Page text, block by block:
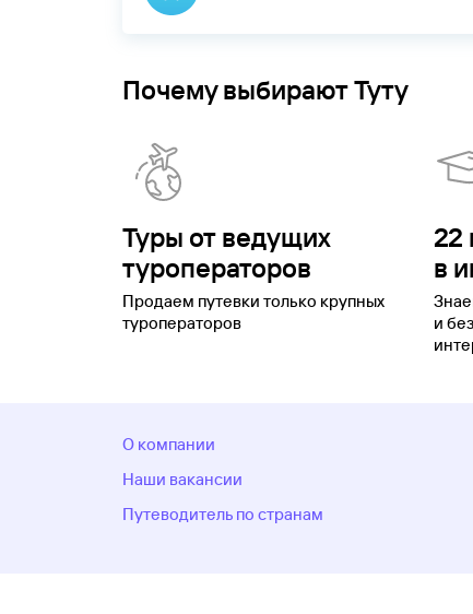
Почему выбирают Туту
Туры от ведущих
туроператоров
Продаем путевки только крупных
туроператоров
22
в
и
О компании
Наши вакансии
Путеводитель по странам